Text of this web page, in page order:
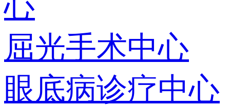
屈光手术中心
眼底病诊疗中心